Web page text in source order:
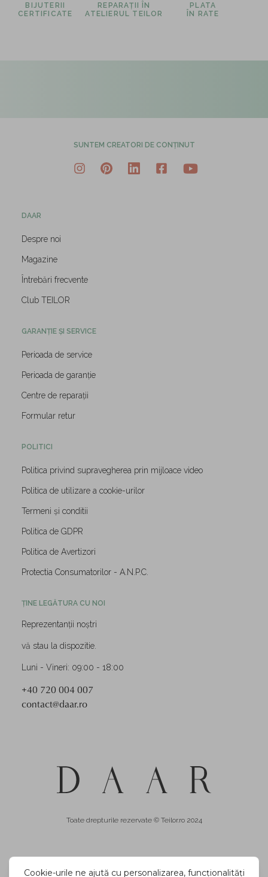
BIJUTERII
CERTIFICATE
REPARAȚII ÎN
ATELIERUL TEILOR
PLATA
ÎN RATE
SUNTEM CREATORI DE CONȚINUT
DAAR
Despre noi
Magazine
Întrebări frecvente
Club TEILOR
GARANȚIE ȘI SERVICE
Perioada de service
Perioada de garanție
Centre de reparații
Formular retur
POLITICI
Politica privind supravegherea prin mijloace video
Politica de utilizare a cookie-urilor
Termeni și conditii
Politica de GDPR
Politica de Avertizori
Protectia Consumatorilor - A.N.P.C.
ȚINE LEGĂTURA CU NOI
Reprezentanții noștri
vă stau la dispozitie.
Luni - Vineri: 09:00 - 18:00
+40 720 004 007
contact@daar.ro
Toate drepturile rezervate © Teilor.ro 2024